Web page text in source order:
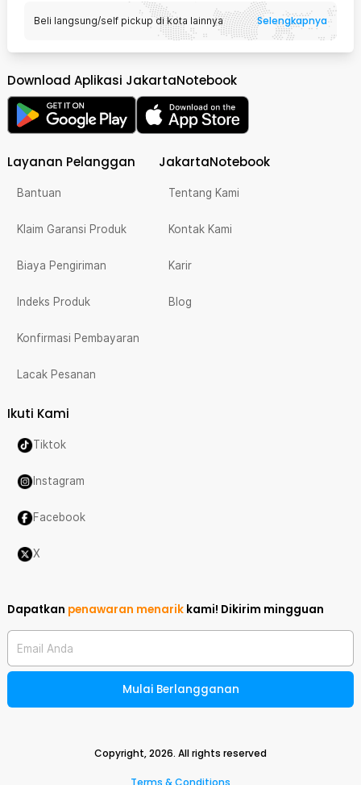
Beli langsung/self pickup di kota lainnya Selengkapnya
Download Aplikasi JakartaNotebook
Layanan Pelanggan
Bantuan
Klaim Garansi Produk
Biaya Pengiriman
Indeks Produk
Konfirmasi Pembayaran
Lacak Pesanan
JakartaNotebook
Tentang Kami
Kontak Kami
Karir
Blog
Ikuti Kami
Tiktok
Instagram
Facebook
X
Dapatkan penawaran menarik kami! Dikirim mingguan
Email Anda
Mulai Berlangganan
Copyright,2026. All rights reserved
Terms & Conditions